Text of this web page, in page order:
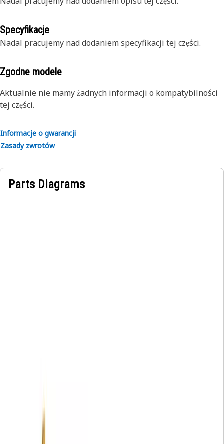
Specyfikacje
Nadal pracujemy nad dodaniem specyfikacji tej części.
Zgodne modele
Aktualnie nie mamy żadnych informacji o kompatybilności
tej części.
Informacje o gwarancji
Zasady zwrotów
Parts Diagrams